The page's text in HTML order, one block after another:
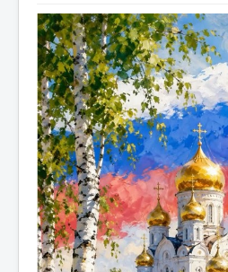
Деятельность счетной палаты
Противодействие коррупции
Взаимодействие
Новости
Контакты